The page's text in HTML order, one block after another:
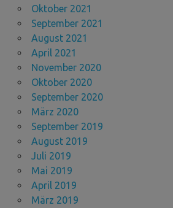
Oktober 2021
September 2021
August 2021
April 2021
November 2020
Oktober 2020
September 2020
März 2020
September 2019
August 2019
Juli 2019
Mai 2019
April 2019
März 2019